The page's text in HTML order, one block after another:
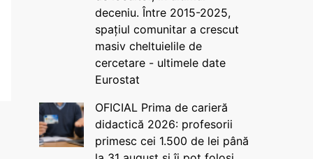
deceniu. Între 2015-2025,
spațiul comunitar a crescut
masiv cheltuielile de
cercetare - ultimele date
Eurostat
OFICIAL Prima de carieră
didactică 2026: profesorii
primesc cei 1.500 de lei până